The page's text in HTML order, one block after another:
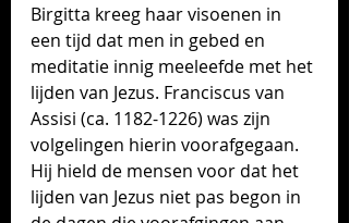
Birgitta kreeg haar visoenen in
een tijd dat men in gebed en
meditatie innig meeleefde met het
lijden van Jezus. Franciscus van
Assisi (ca. 1182-1226) was zijn
volgelingen hierin voorafgegaan.
Hij hield de mensen voor dat het
lijden van Jezus niet pas begon in